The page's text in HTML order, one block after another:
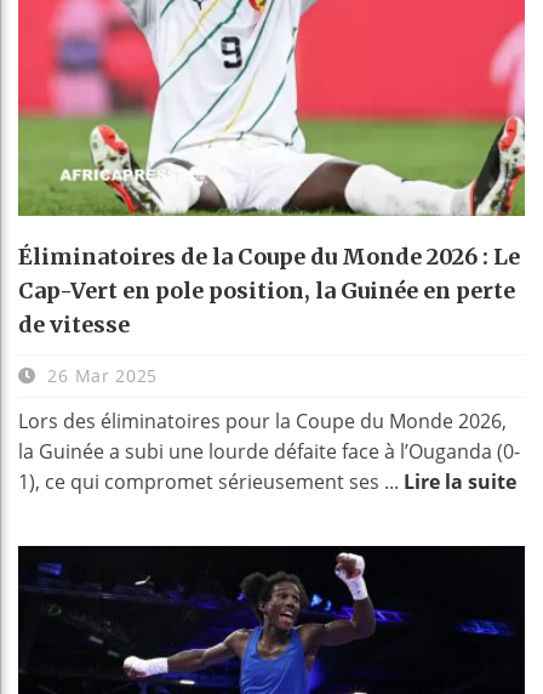
Éliminatoires de la Coupe du Monde 2026 : Le
Cap-Vert en pole position, la Guinée en perte
de vitesse
26 Mar 2025
Lors des éliminatoires pour la Coupe du Monde 2026,
la Guinée a subi une lourde défaite face à l’Ouganda (0-
1), ce qui compromet sérieusement ses ... Lire la suite